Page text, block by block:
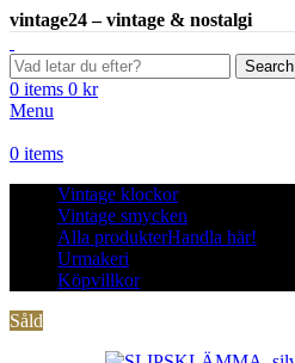
vintage24 – vintage & nostalgi
Search
0 items 0 kr
Menu
0 items
Vintage klockor
Vintage smycken
Alla produkterHandla här!
Urmakeri
Köpvillkor
Såld